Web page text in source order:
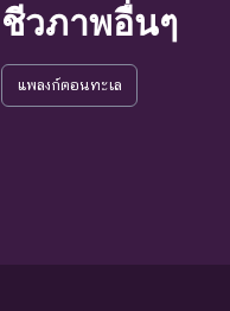
ชีวภาพอื่นๆ
แพลงก์ตอนทะเล